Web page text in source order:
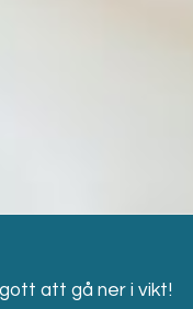
att gå ner i vikt!